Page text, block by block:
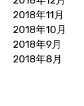
2018年11月
2018年10月
2018年9月
2018年8月